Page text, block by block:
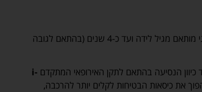
כיסא הבטיחות סייפ גארד פלוס של טוויגי מותאם מגיל לידה ועד כ-4 שנים (בהתאם לגובה
הנסיעה בהתאם לתקן האירופאי המתקדם i-
את כיסאות הבטיחות לקלים יותר להרכבה,